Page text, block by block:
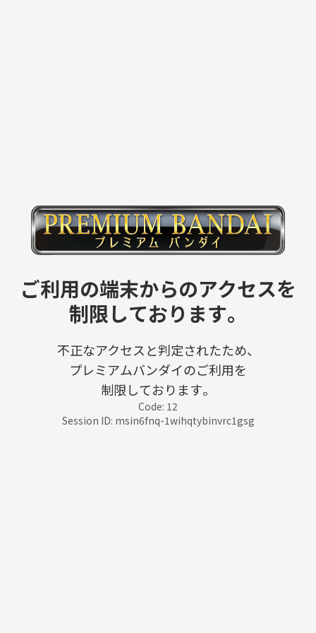
ご利用の端末からのアクセスを
制限しております。
不正なアクセスと判定されたため、
プレミアムバンダイのご利用を
制限しております。
Code: 12
Session ID: msin6fnq-1wihqtybinvrc1gsg